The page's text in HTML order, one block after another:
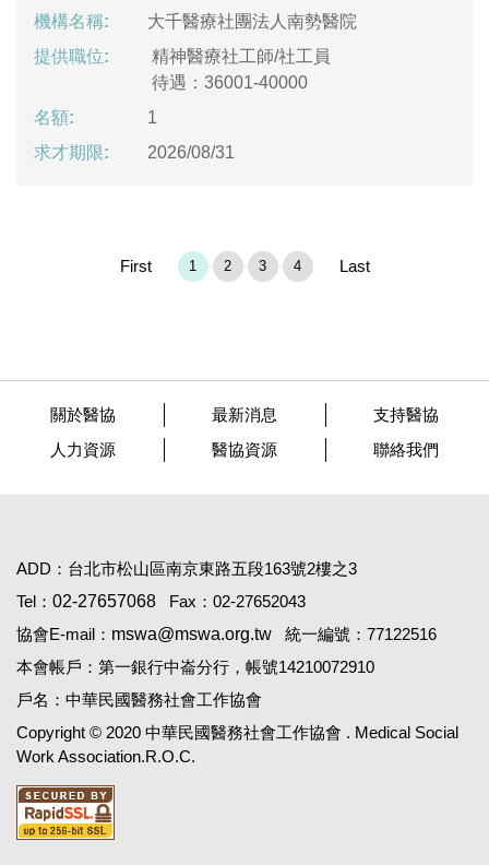
大千醫療社團法人南勢醫院
精神醫療社工師/社工員
待遇：36001-40000
1
2026/08/31
First 1 2 3 4 Last
關於醫協 最新消息
支持醫協
人力資源
醫協資源 聯絡我們
ADD：台北市松山區南京東路五段163號2樓之3
Tel： 02-27657068
Fax：02-27652043
協會E-mail： mswa@mswa.org.tw
統一編號：77122516
本會帳戶：第一銀行中崙分行，帳號14210072910
戶名：中華民國醫務社會工作協會
Copyright © 2020 中華民國醫務社會工作協會 . Medical Social
Work Association.R.O.C.